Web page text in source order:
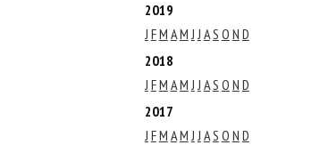
2019
J FM AM J J AS O N D
2018
J FM AM J J AS O N D
2017
J FM AM J J AS O N D